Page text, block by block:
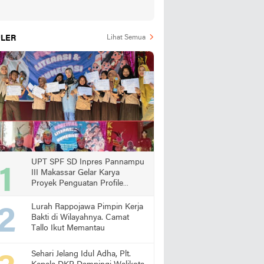
Lihat Semua
UPT SPF SD Inpres Pannampu
III Makassar Gelar Karya
Proyek Penguatan Profile
Lurah Rappojawa Pimpin Kerja
Bakti di Wilayahnya. Camat
Tallo Ikut Memantau
Sehari Jelang Idul Adha, Plt.